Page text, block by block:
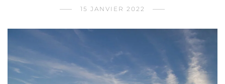
15 JANVIER 2022